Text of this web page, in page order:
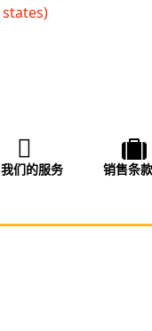
我们的服务 销售条款